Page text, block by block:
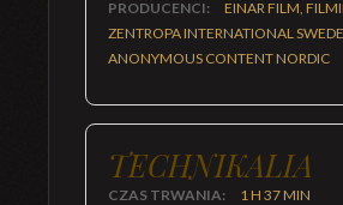
PRODUCENCI:
EINAR FILM,
ZENTROPA INTERNATIONAL
ANONYMOUS CONTENT NORDIC
TECHNIKALIA
CZAS TRWANIA: 1 H 37 MIN